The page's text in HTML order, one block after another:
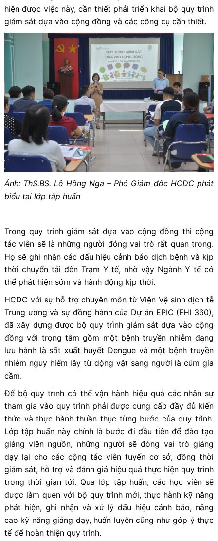
hiện được việc này, cần thiết phải triển khai bộ quy trình
giám sát dựa vào cộng đồng và các công cụ cần thiết.
Ảnh: ThS.BS. Lê Hồng Nga – Phó Giám đốc HCDC phát
biểu tại lớp tập huấn
Trong quy trình giám sát dựa vào cộng đồng thì cộng
tác viên sẽ là những người đóng vai trò rất quan trọng.
Họ sẽ ghi nhận các dấu hiệu cảnh báo dịch bệnh và kịp
thời chuyển tải đến Trạm Y tế, nhờ vậy Ngành Y tế có
thể phát hiện sớm và hành động kịp thời.
HCDC với sự hỗ trợ chuyên môn từ Viện Vệ sinh dịch tễ
Trung ương và sự đồng hành của Dự án EPIC (FHI 360),
đã xây dựng được bộ quy trình giám sát dựa vào cộng
đồng với trọng tâm gồm một bệnh truyền nhiễm đang
lưu hành là sốt xuất huyết Dengue và một bệnh truyền
nhiễm nguy hiểm lây từ động vật sang người là cúm gia
cầm.
Để bộ quy trình có thể vận hành hiệu quả các nhân sự
tham gia vào quy trình phải được cung cấp đầy đủ kiến
thức và thực hành thuần thục từng bước của quy trình.
Lớp tập huấn này chính là bước đi đầu tiên để đào tạo
giảng viên nguồn, những người sẽ đóng vai trò giảng
dạy lại cho các cộng tác viên tuyến cơ sở, đồng thời
giám sát, hỗ trợ và đánh giá hiệu quả thực hiện quy trình
trong thời gian tới. Qua lớp tập huấn, các học viên sẽ
được làm quen với bộ quy trình mới, thực hành kỹ năng
phát hiện, ghi nhận và xử lý dấu hiệu cảnh báo, nâng
cao kỹ năng giảng dạy, huấn luyện cũng như góp ý thực
tế để hoàn thiện quy trình.